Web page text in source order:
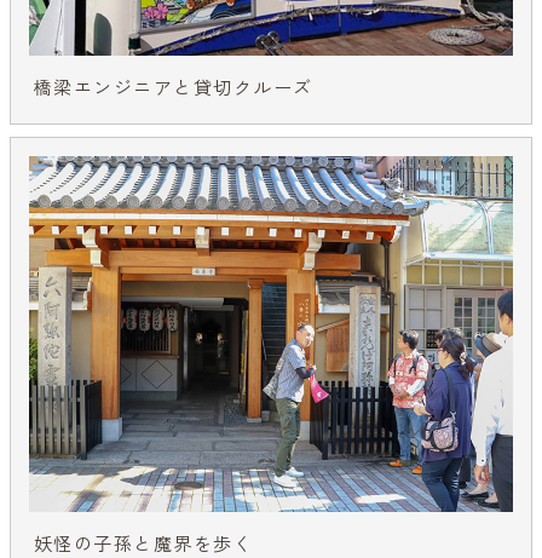
橋梁エンジニアと貸切クルーズ
妖怪の子孫と魔界を歩く